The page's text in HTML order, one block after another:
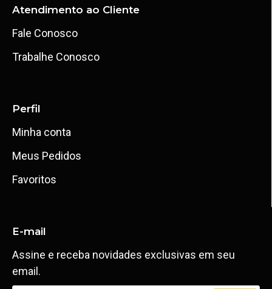
Atendimento ao Cliente
Fale Conosco
Trabalhe Conosco
Perfil
Minha conta
Meus Pedidos
Favoritos
E-mail
Assine e receba novidades exclusivas em seu
email.